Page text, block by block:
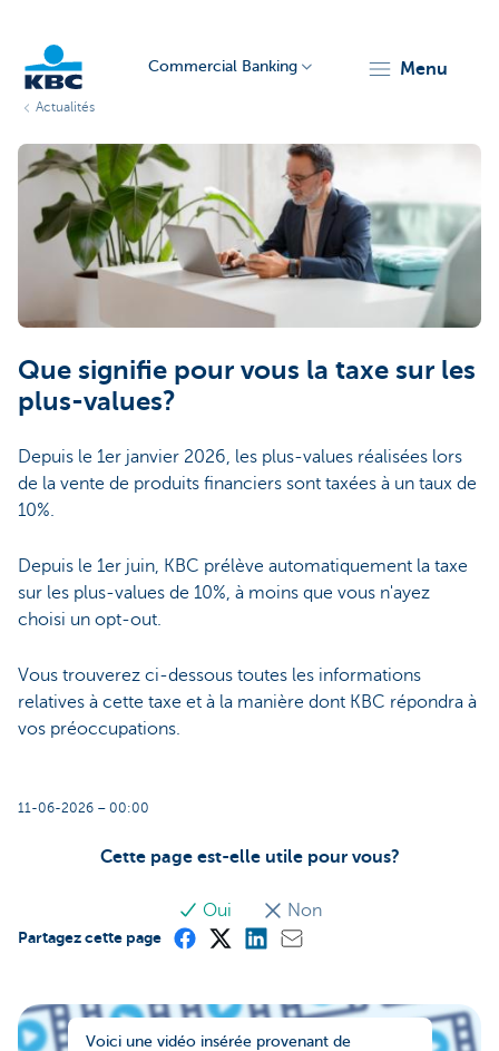
Commercial Banking menu
Actualités
Que signifie pour vous la taxe sur les
plus-values?
Depuis le 1er janvier 2026, les plus-values réalisées lors
de la vente de produits financiers sont taxées à un taux de
10%.
Depuis le 1er juin, KBC prélève automatiquement la taxe
sur les plus-values de 10%, à moins que vous n'ayez
choisi un opt-out.
Vous trouverez ci-dessous toutes les informations
relatives à cette taxe et à la manière dont KBC répondra à
vos préoccupations.
11-06-2026 – 00:00
Cette page est-elle utile pour vous?
Oui Non
Partagez cette page
Voici une vidéo insérée provenant de